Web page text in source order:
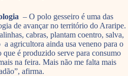
– O polo gesseiro é uma das
de avançar no território do Araripe.
cabras, plantam coentro, salva,
agricultora ainda usa veneno para o
é produzido serve para consumo
na feira. Mais não me falta mais
afirma.